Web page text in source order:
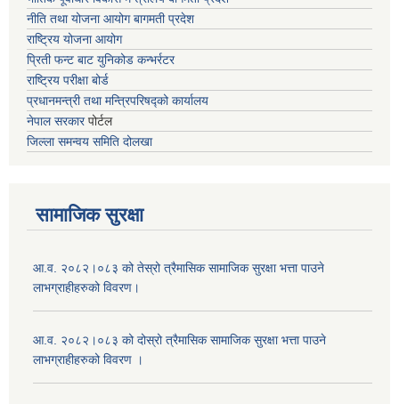
नीति तथा योजना आयोग बागमती प्रदेश
राष्ट्रिय योजना आयोग
प्रिती फन्ट बाट युनिकोड कन्भर्रटर
राष्ट्रिय परीक्षा बोर्ड
प्रधानमन्त्री तथा मन्त्रिपरिषद्को कार्यालय
नेपाल सरकारपोर्टल
जिल्ला समन्वय समिति दोलखा
सामाजिक सुरक्षा
आ.व. २०८२।०८३ को तेस्रो त्रैमासिक सामाजिक सुरक्षा भत्ता पाउने
लाभग्राहीहरुको विवरण।
आ.व. २०८२।०८३ को दोस्रो त्रैमासिक सामाजिक सुरक्षा भत्ता पाउने
लाभग्राहीहरुको विवरण ।